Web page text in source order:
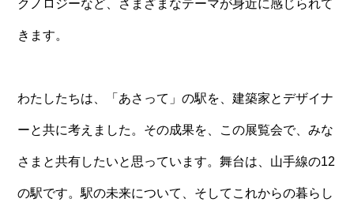
クノロジーなど、さまざまなテーマが身近に感じられて
きます。
わたしたちは、「あさって」の駅を、建築家とデザイナ
ーと共に考えました。その成果を、この展覧会で、みな
さまと共有したいと思っています。舞台は、山手線の12
の駅です。駅の未来について、そしてこれからの暮らし